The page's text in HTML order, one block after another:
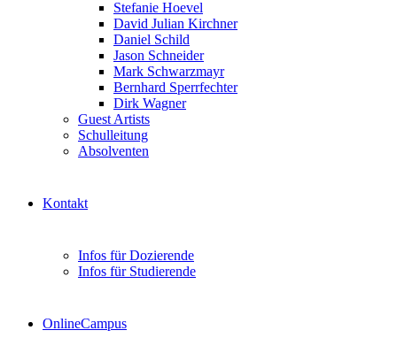
Stefanie Hoevel
David Julian Kirchner
Daniel Schild
Jason Schneider
Mark Schwarzmayr
Bernhard Sperrfechter
Dirk Wagner
Guest Artists
Schulleitung
Absolventen
Kontakt
Infos für Dozierende
Infos für Studierende
OnlineCampus